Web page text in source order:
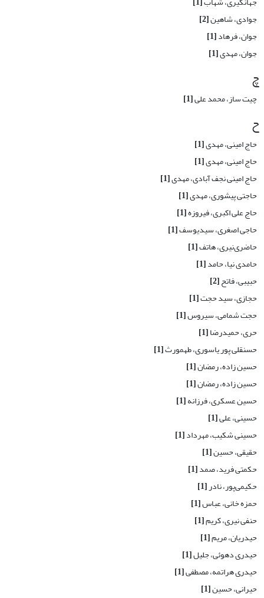
جوادی، شاهین[2]
جوان، فرهاد[1]
جوان، مهدی[1]
چ
چیت ساز، محمد علی[1]
ح
حاج امینی، مهدی[1]
حاج امینی، مهدی[1]
حاج امینی نجف آبادی، مهدی[1]
حاجتی پیشوری، مهدی[1]
حاج علی اکبری، فیروزه[1]
حاجی اصغری، سیدیوسف[1]
حاضری‌نیری، هاتف[1]
حامدی نیا، حامد[1]
حبیبی، فاتح[2]
حجازی، سید حجت[1]
حجت شمامی، سیروس[1]
حری، حمیدرضا[1]
حسنقلی پور یاسوری، طهمورث[1]
حسین زاده، رمضان[1]
حسین زاده، رمضان[1]
حسین عسکری، فرزانه[1]
حسینی، علی[1]
حسینی شکیب، مهرداد[1]
حقیقی، حسین[1]
حکمتی فرید، صمد[1]
حکیمی‌پور، نادر[1]
حمزه خانی، عباس[1]
حنفی نیری، کریم[1]
حیدریان، مریم[1]
حیدری دهوئی، جلیل[1]
حیدری هراتمه، مصطفی[1]
حیرانی، حسین[1]